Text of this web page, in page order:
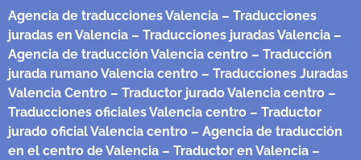
Agencia de traducciones Valencia – Traducciones
juradas en Valencia – Traducciones juradas Valencia –
Agencia de traducción Valencia centro – Traducción
jurada rumano Valencia centro – Traducciones Juradas
Valencia Centro – Traductor jurado Valencia centro –
Traducciones oficiales Valencia centro – Traductor
jurado oficial Valencia centro – Agencia de traducción
en el centro de Valencia – Traductor en Valencia –